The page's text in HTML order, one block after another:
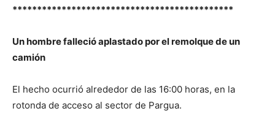
*********************************************
Un hombre falleció aplastado por el remolque de un
camión
El hecho ocurrió alrededor de las 16:00 horas, en la
rotonda de acceso al sector de Pargua.